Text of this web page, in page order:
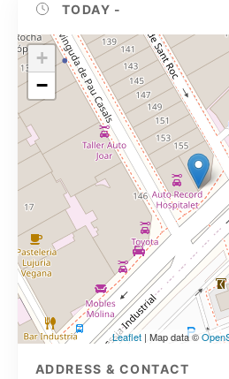
TODAY -
+
−
Leaflet | Map data ©
ADDRESS & CONTACT